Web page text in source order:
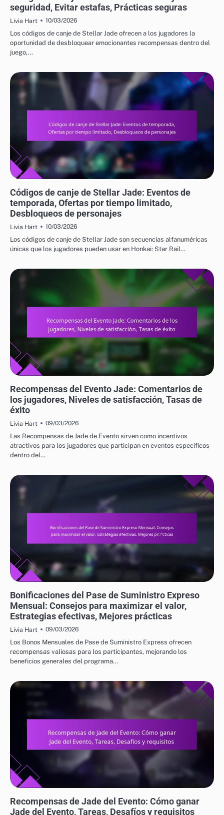
seguridad, Evitar estafas, Prácticas seguras
Livia Hart
10/03/2026
Los códigos de canje de Stellar Jade ofrecen a los jugadores la
oportunidad de desbloquear emocionantes recompensas dentro del
juego,…
Códigos de canje de Stellar Jade: Eventos de
temporada, Ofertas por tiempo limitado,
Desbloqueos de personajes
Livia Hart
10/03/2026
Los códigos de canje de Stellar Jade son secuencias alfanuméricas
únicas que los jugadores pueden usar en Honkai: Star Rail…
Recompensas del Evento Jade: Comentarios de
los jugadores, Niveles de satisfacción, Tasas de
éxito
Livia Hart
09/03/2026
Las Recompensas de Jade de Evento sirven como incentivos
atractivos para los jugadores que participan en eventos específicos
dentro del…
Bonificaciones del Pase de Suministro Expreso
Mensual: Consejos para maximizar el valor,
Estrategias efectivas, Mejores prácticas
Livia Hart
09/03/2026
Los Bonos Mensuales de Pase de Suministro Express ofrecen
recompensas valiosas para los participantes, mejorando los
beneficios generales del programa…
Recompensas de Jade del Evento: Cómo ganar
Jade del Evento, Tareas, Desafíos y requisitos